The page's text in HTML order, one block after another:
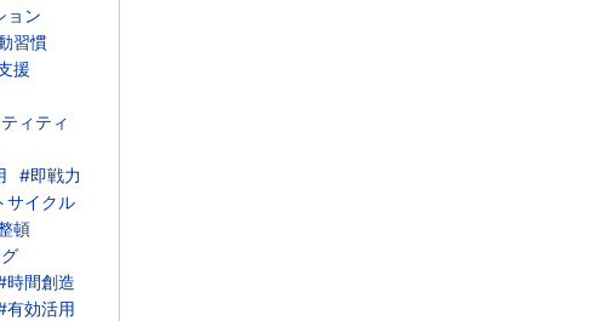
ョン
習慣
援
ィティ
#即戦力
サイクル
頓
時間創造
有効活用